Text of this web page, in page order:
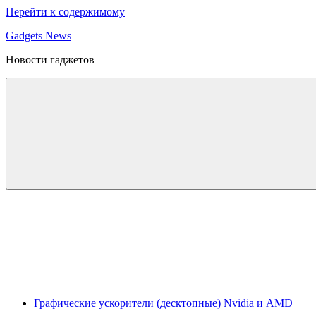
Перейти к содержимому
Gadgets News
Новости гаджетов
Графические ускорители (десктопные) Nvidia и AMD